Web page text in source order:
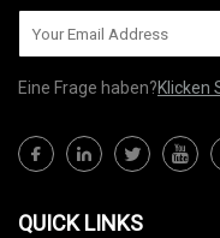
Eine Frage haben?Klicken
QUICK LINKS